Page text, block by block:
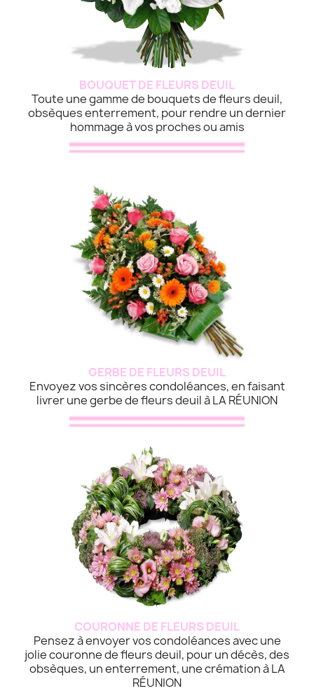
BOUQUET DE FLEURS DEUIL
Toute une gamme de bouquets de fleurs deuil,
obsèques enterrement, pour rendre un dernier
hommage à vos proches ou amis
GERBE DE FLEURS DEUIL
Envoyez vos sincères condoléances, en faisant
livrer une gerbe de fleurs deuil à LA RÉUNION
COURONNE DE FLEURS DEUIL
Pensez à envoyer vos condoléances avec une
jolie couronne de fleurs deuil, pour un décès, des
obsèques, un enterrement, une crémation à LA
RÉUNION